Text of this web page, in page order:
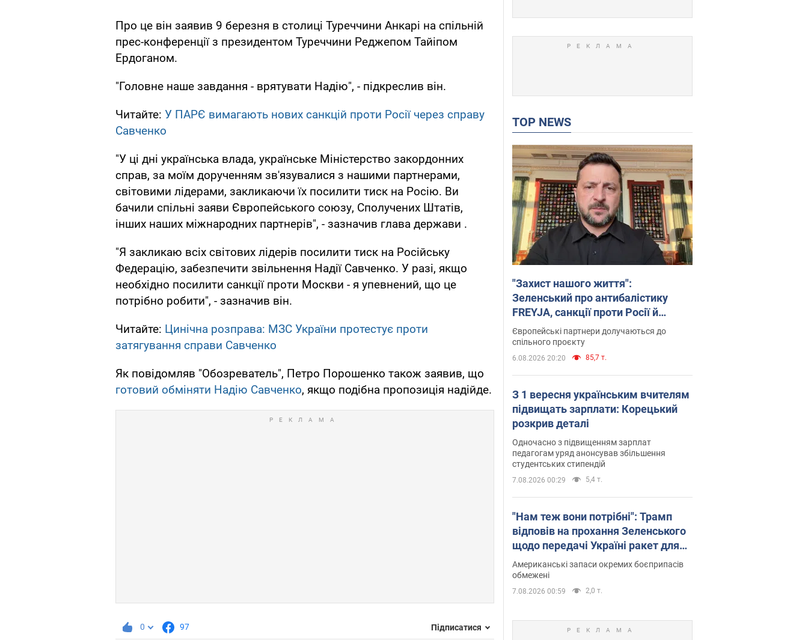
Про це він заявив 9 березня в столиці Туреччини Анкарі на спільній
прес-конференції з президентом Туреччини Реджепом Тайіпом
Ердоганом.
"Головне наше завдання - врятувати Надію", - підкреслив він.
Читайте: У ПАРЄ вимагають нових санкцій проти Росії через справу
Савченко
"У ці дні українська влада, українське Міністерство закордонних
справ, за моїм дорученням зв'язувалися з нашими партнерами,
світовими лідерами, закликаючи їх посилити тиск на Росію. Ви
бачили спільні заяви Європейського союзу, Сполучених Штатів,
інших наших міжнародних партнерів", - зазначив глава держави .
"Я закликаю всіх світових лідерів посилити тиск на Російську
Федерацію, забезпечити звільнення Надії Савченко. У разі, якщо
необхідно посилити санкції проти Москви - я упевнений, що це
потрібно робити", - зазначив він.
Читайте: Цинічна розправа: МЗС України протестує проти
затягування справи Савченко
Як повідомляв "Обозреватель", Петро Порошенко також заявив, що
готовий обміняти Надію Савченко, якщо подібна пропозиція надійде.
0 97 Підписатися
TOP NEWS
"Захист нашого життя":
Зеленський про антибалістику
FREYJA, санкції проти Росії й
підтримку аграріїв. Відео
Європейські партнери долучаються до
спільного проєкту
6.08.2026 20:20 85,7 т.
З 1 вересня українським вчителям
підвищать зарплати: Корецький
розкрив деталі
Одночасно з підвищенням зарплат
педагогам уряд анонсував збільшення
студентських стипендій
7.08.2026 00:29 5,4 т.
"Нам теж вони потрібні": Трамп
відповів на прохання Зеленського
щодо передачі Україні ракет для
Patriot
Американські запаси окремих боєприпасів
обмежені
7.08.2026 00:59 2,0 т.